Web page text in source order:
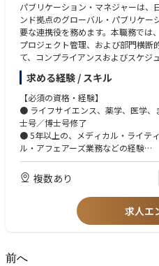
パブリケーション・マネジャーは、
ンド拠点のグローバル・パブリケ
要な連携役を務めます。本職務では
プロジェクト管理、および部門横断
て、コンプライアンスおよびスケジ
ション業務の遂行を行います。
【主な職務内容】
● クライアントエンゲージメント:
を構築・維持し、投稿目標と成果物
● プロジェクト・スコープ設定とキ
関するディスカッションを設定し、
●スケジュール・予算管理: プロジ
スを管理し、積極的なリスク管理
営業開発チームがプロジェクト入札
また請求業務において支援する。
● KOL/著者調整: 日本国内のKOLお
集・分析・統合し、効率的なレビュ
求める経験 / スキル
【必須の資格・経験】
● ライフサイエンス、薬学、医学
士号／博士号修了
● 5年以上の、メディカル・ライテ
ル・アフェアーズ業務などの経験
● クライアント対応とプロジェクト
● 言語： ネイティブまたはビジネ
スレベル以上の英語
【望ましい経験等】
● パブリケーション・プランニング
複数あり
求人エ
前へ